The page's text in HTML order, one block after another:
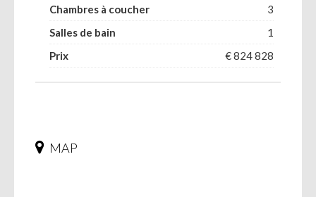
Chambres à coucher
3
Salles de bain
1
Prix
€ 824 828
MAP